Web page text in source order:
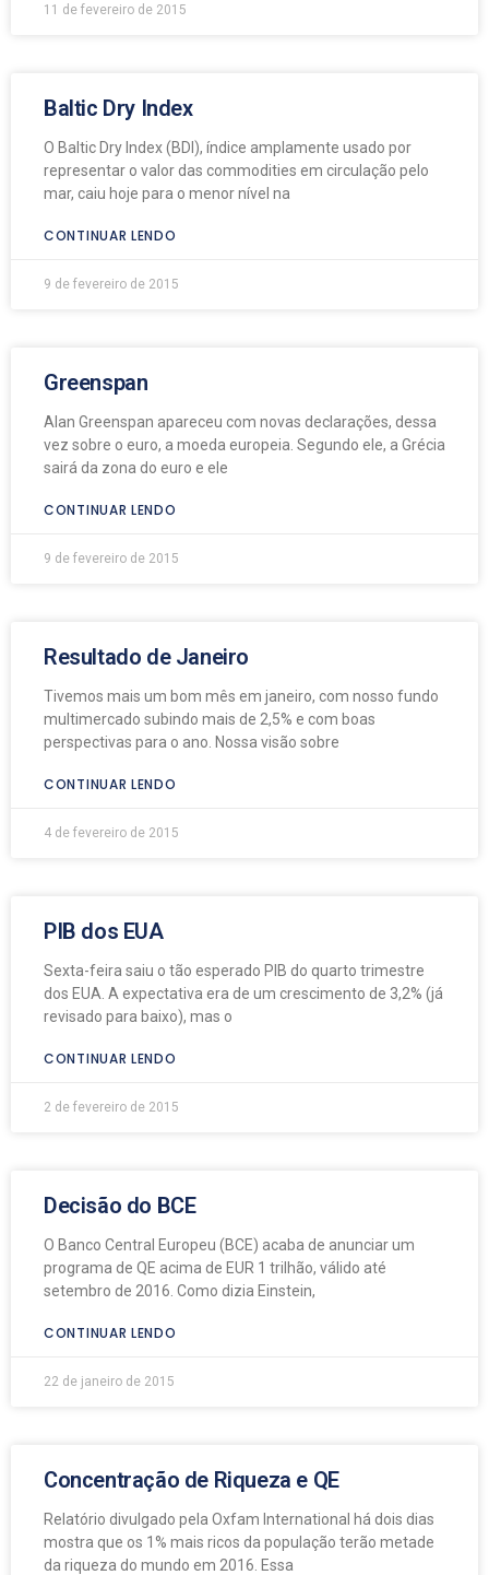
11 de fevereiro de 2015
Baltic Dry Index
O Baltic Dry Index (BDI), índice amplamente usado por
representar o valor das commodities em circulação pelo
mar, caiu hoje para o menor nível na
CONTINUAR LENDO
9 de fevereiro de 2015
Greenspan
Alan Greenspan apareceu com novas declarações, dessa
vez sobre o euro, a moeda europeia. Segundo ele, a Grécia
sairá da zona do euro e ele
CONTINUAR LENDO
9 de fevereiro de 2015
Resultado de Janeiro
Tivemos mais um bom mês em janeiro, com nosso fundo
multimercado subindo mais de 2,5% e com boas
perspectivas para o ano. Nossa visão sobre
CONTINUAR LENDO
4 de fevereiro de 2015
PIB dos EUA
Sexta-feira saiu o tão esperado PIB do quarto trimestre
dos EUA. A expectativa era de um crescimento de 3,2% (já
revisado para baixo), mas o
CONTINUAR LENDO
2 de fevereiro de 2015
Decisão do BCE
O Banco Central Europeu (BCE) acaba de anunciar um
programa de QE acima de EUR 1 trilhão, válido até
setembro de 2016. Como dizia Einstein,
CONTINUAR LENDO
22 de janeiro de 2015
Concentração de Riqueza e QE
Relatório divulgado pela Oxfam International há dois dias
mostra que os 1% mais ricos da população terão metade
da riqueza do mundo em 2016. Essa